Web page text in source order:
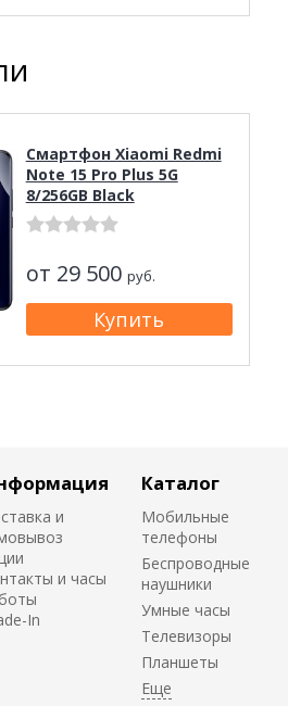
Смартфон Xiaomi Redmi
Note 15 Pro Plus 5G
8/256GB Black
от 29 500 руб.
и
и часы
In
Каталог
Мобильные
телефоны
Беспроводные
наушники
Умные часы
Телевизоры
Планшеты